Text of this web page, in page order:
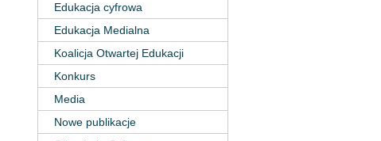
Edukacja cyfrowa
Edukacja Medialna
Koalicja Otwartej Edukacji
Konkurs
Media
Nowe publikacje